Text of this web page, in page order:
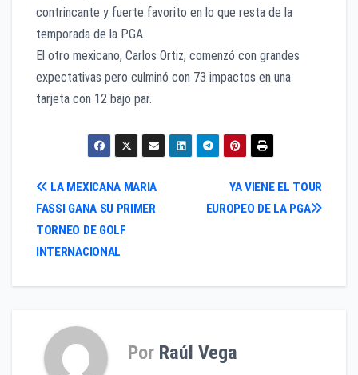
contrincante y fuerte favorito en lo que resta de la
temporada de la PGA.
El otro mexicano, Carlos Ortiz, comenzó con grandes
expectativas pero culminó con 73 impactos en una
tarjeta con 12 bajo par.
Navegación
de
entradas
YA VIENE EL TOUR
EUROPEO DE LA PGA
LA MEXICANA MARIA
FASSI GANA SU PRIMER
TORNEO DE GOLF
INTERNACIONAL
Por Raúl Vega